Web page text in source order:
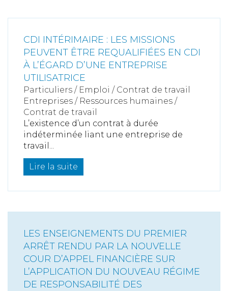
CDI INTÉRIMAIRE : LES MISSIONS
PEUVENT ÊTRE REQUALIFIÉES EN CDI
À L’ÉGARD D’UNE ENTREPRISE
UTILISATRICE
Particuliers / Emploi / Contrat de travail
Entreprises / Ressources humaines /
Contrat de travail
L’existence d’un contrat à durée
indéterminée liant une entreprise de
travail...
Lire la suite
LES ENSEIGNEMENTS DU PREMIER
ARRÊT RENDU PAR LA NOUVELLE
COUR D’APPEL FINANCIÈRE SUR
L’APPLICATION DU NOUVEAU RÉGIME
DE RESPONSABILITÉ DES